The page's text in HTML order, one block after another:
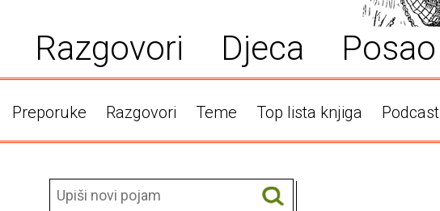
Razgovori Djeca Posao
Preporuke Razgovori Teme Top lista knjiga Podcast